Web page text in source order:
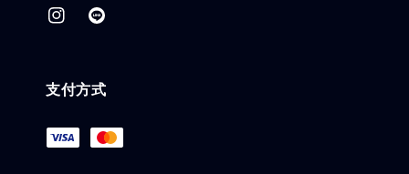
支付方式